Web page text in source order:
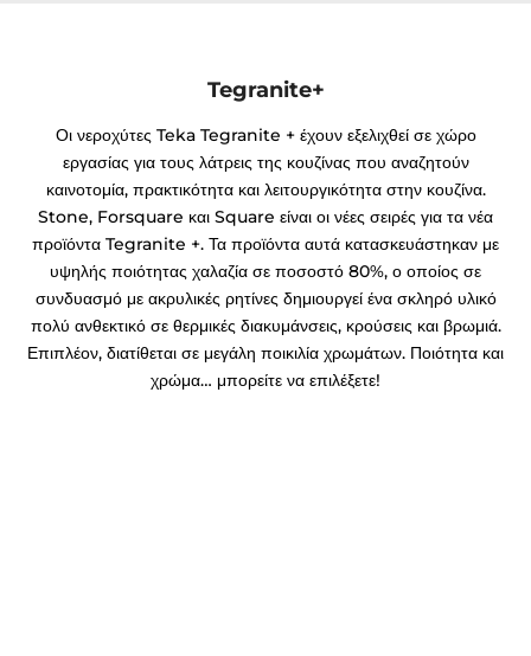
Tegranite+
Οι νεροχύτες Teka Tegranite + έχουν εξελιχθεί σε χώρο
εργασίας για τους λάτρεις της κουζίνας που αναζητούν
καινοτομία, πρακτικότητα και λειτουργικότητα στην κουζίνα.
Stone, Forsquare και Square είναι οι νέες σειρές για τα νέα
προϊόντα Tegranite +. Τα προϊόντα αυτά κατασκευάστηκαν με
υψηλής ποιότητας χαλαζία σε ποσοστό 80%, ο οποίος σε
συνδυασμό με ακρυλικές ρητίνες δημιουργεί ένα σκληρό υλικό
πολύ ανθεκτικό σε θερμικές διακυμάνσεις, κρούσεις και βρωμιά.
Επιπλέον, διατίθεται σε μεγάλη ποικιλία χρωμάτων. Ποιότητα και
χρώμα… μπορείτε να επιλέξετε!